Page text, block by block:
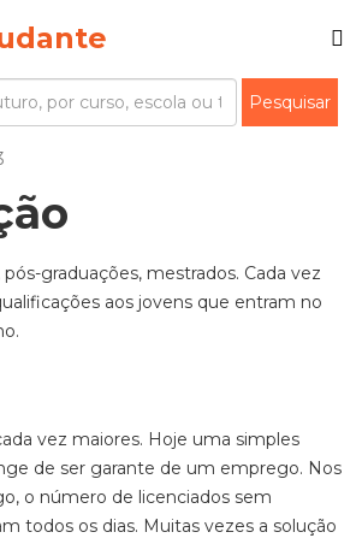
graduações, mestrados. Cada vez
aos jovens que entram no
vez maiores. Hoje uma simples
de ser garante de um emprego. Nos
o número de licenciados sem
todos os dias. Muitas vezes a solução